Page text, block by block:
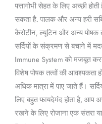
पत्तागोभी सेहत के लिए अच्छी
सकता है. पालक और अन्य हरी
कैरोटीन, ल्यूटिन और अन्य पोषक
सर्दियों के संक्रमण से बचाने में
Immune System को मजबूत
विशेष पोषक तत्वों की
अधिक मात्रा में पाए जाते हैं।
लिए बहुत फायदेमंद होता है, आप
रखने के लिए रोजाना एक